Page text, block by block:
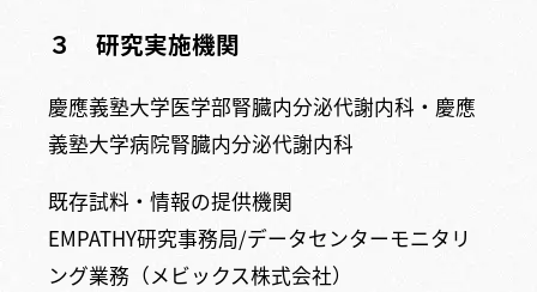
３ 研究実施機関
慶應義塾大学医学部腎臓内分泌代謝内科・慶應
義塾大学病院腎臓内分泌代謝内科
既存試料・情報の提供機関
EMPATHY研究事務局/データセンターモニタリ
ング業務（メビックス株式会社）